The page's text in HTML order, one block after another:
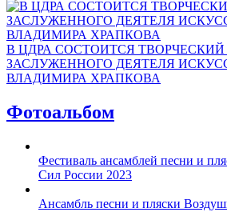
В ЦДРА СОСТОИТСЯ ТВОРЧЕСКИЙ
ЗАСЛУЖЕННОГО ДЕЯТЕЛЯ
ВЛАДИМИРА ХРАПКОВА
Фотоальбом
Фестиваль ансамблей песни и
Сил России 2023
Ансамбль песни и пляски